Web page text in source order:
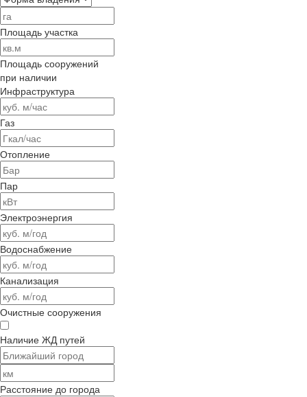
Площадь участка
Площадь сооружений
при наличии
Инфраструктура
Газ
Отопление
Пар
Электроэнергия
Водоснабжение
Канализация
Очистные сооружения
Наличие ЖД путей
Расстояние до города